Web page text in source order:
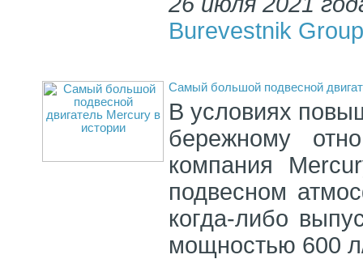
Burevestnik
Самый большой подвесной
В условиях
бережному
компания
подвесном
когда-либо
мощностью 600